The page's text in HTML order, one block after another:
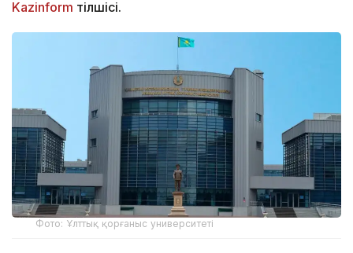
Kazinform тілшісі.
Фото: Ұлттық қорғаныс университеті